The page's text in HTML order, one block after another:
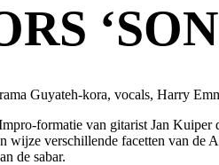
Guyateh-kora, vocals, Harry
formatie van gitarist Jan
wijze verschillende facetten van
de sabar.